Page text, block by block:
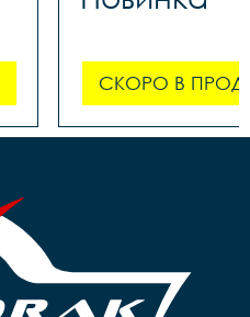
СКОРО В